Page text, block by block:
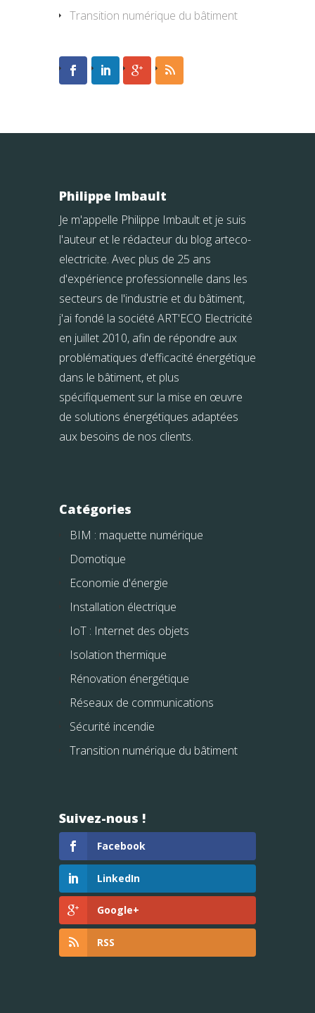
Transition numérique du bâtiment
Philippe Imbault
Je m'appelle Philippe Imbault et je suis
l'auteur et le rédacteur du blog arteco-
electricite. Avec plus de 25 ans
d'expérience professionnelle dans les
secteurs de l'industrie et du bâtiment,
j'ai fondé la société ART'ECO Electricité
en juillet 2010, afin de répondre aux
problématiques d'efficacité énergétique
dans le bâtiment, et plus
spécifiquement sur la mise en œuvre
de solutions énergétiques adaptées
aux besoins de nos clients.
Catégories
BIM : maquette numérique
Domotique
Economie d'énergie
Installation électrique
IoT : Internet des objets
Isolation thermique
Rénovation énergétique
Réseaux de communications
Sécurité incendie
Transition numérique du bâtiment
Suivez-nous !
Facebook
LinkedIn
Google+
RSS